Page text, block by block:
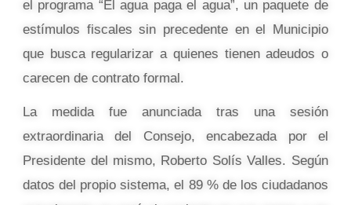
el programa “El agua paga el agua”, un paquete de
estímulos fiscales sin precedente en el Municipio
que busca regularizar a quienes tienen adeudos o
carecen de contrato formal.
La medida fue anunciada tras una sesión
extraordinaria del Consejo, encabezada por el
Presidente del mismo, Roberto Solís Valles. Según
datos del propio sistema, el 89 % de los ciudadanos